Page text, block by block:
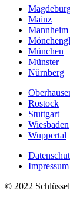
Mainz
Mannheim
München
Münster
Nürnberg
Rostock
Stuttgart
Wiesbaden
Wuppertal
Impressum
© 2022